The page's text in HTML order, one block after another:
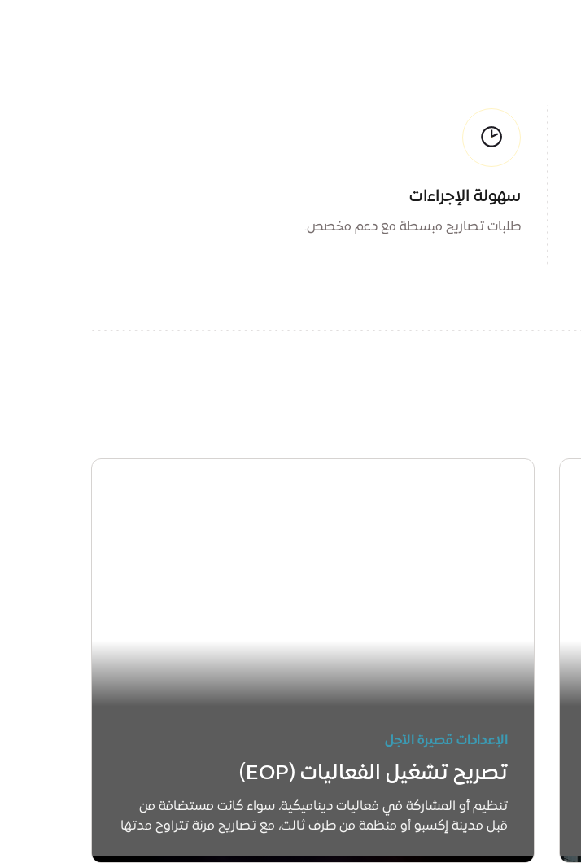
سهولة الإجراءات
طلبات تصاريح مبسطة مع دعم مخصص.
الإعدادات قصيرة الأجل
تصريح تشغيل الفعاليات (EOP)
تنظيم أو المشاركة في فعاليات ديناميكية، سواء كانت مستضافة من
قبل مدينة إكسبو أو منظمة من طرف ثالث، مع تصاريح مرنة تتراوح مدتها